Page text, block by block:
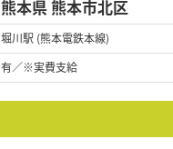
熊本県 熊本市北区
堀川駅 (熊本電鉄本線)
有／※実費支給